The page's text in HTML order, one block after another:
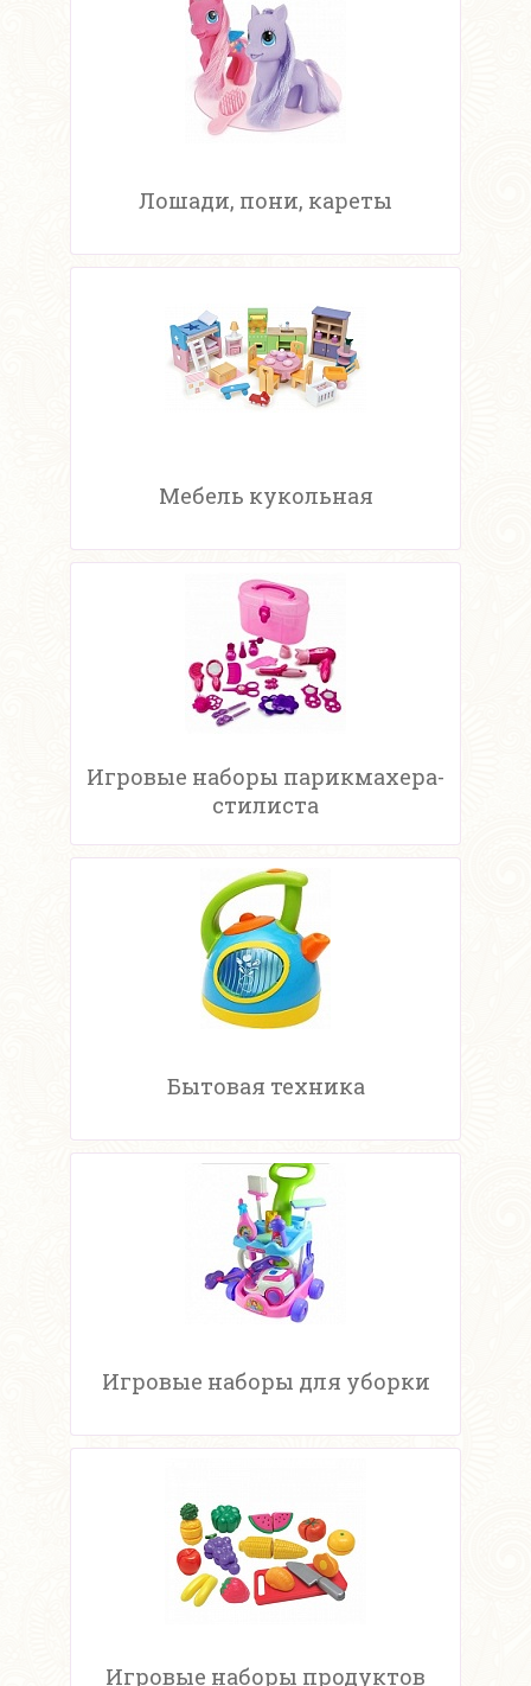
Лошади, пони, кареты
Мебель кукольная
Игровые наборы парикмахера-
стилиста
Бытовая техника
Игровые наборы для уборки
Игровые наборы продуктов